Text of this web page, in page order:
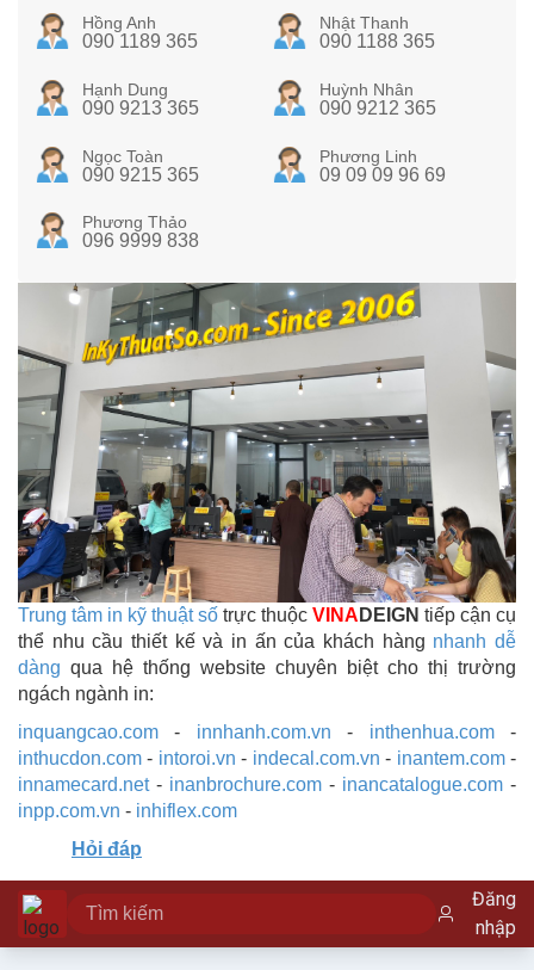
Hồng Anh
090 1189 365
Nhật Thanh
090 1188 365
Hạnh Dung
090 9213 365
Huỳnh Nhân
090 9212 365
Ngọc Toàn
090 9215 365
Phương Linh
09 09 09 96 69
Phương Thảo
096 9999 838
Trung tâm in kỹ thuật số trực thuộc VINA DEIGN tiếp cận cụ
thể nhu cầu thiết kế và in ấn của khách hàng nhanh dễ
dàng qua hệ thống website chuyên biệt cho thị trường
ngách ngành in:
inquangcao.com - innhanh.com.vn - inthenhua.com-
inthucdon.com - intoroi.vn - indecal.com.vn - inantem.com-
innamecard.net- inanbrochure.com - inancatalogue.com -
inpp.com.vn - inhiflex.com
Hỏi đáp